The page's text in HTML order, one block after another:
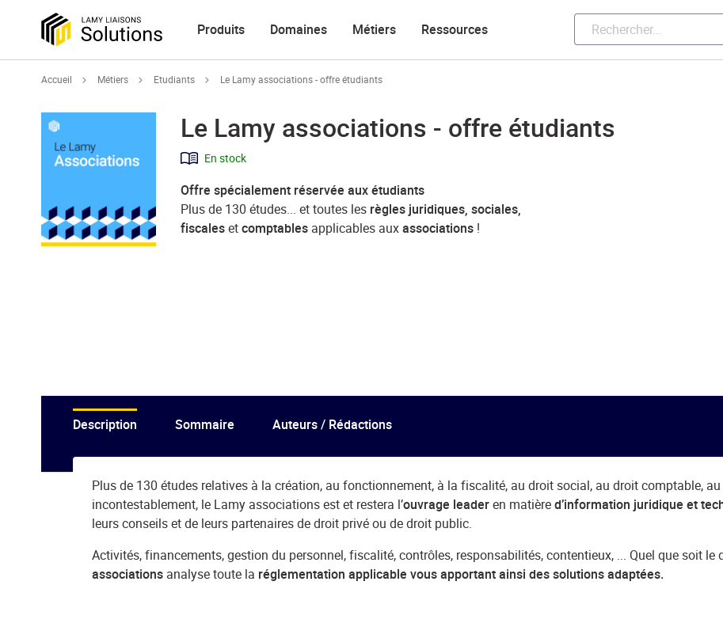
Produits Domaines Métiers Ressources
Accueil Métiers Etudiants Le Lamy associations - offre étudiants
Le Lamy associations - offre étudiants
En stock
Offre spécialement réservée aux étudiants
Plus de 130 études... et toutes les règles juridiques, sociales,
fiscalesetcomptablesapplicables auxassociations!
Description Sommaire Auteurs / Rédactions
Plus de 130 études relatives à la création, au fonctionnement, à la fiscalité, au droit social, au droit comptable,
incontestablement, le Lamy associations est et restera l’ouvrage leaderen matièred’information juridique et
leurs conseils et de leurs partenaires de droit privé ou de droit public.
Activités, financements, gestion du personnel, fiscalité, contrôles, responsabilités, contentieux, ... Quel que soit le
associations analyse toute la réglementation applicable vous apportant ainsi des solutions adaptées.